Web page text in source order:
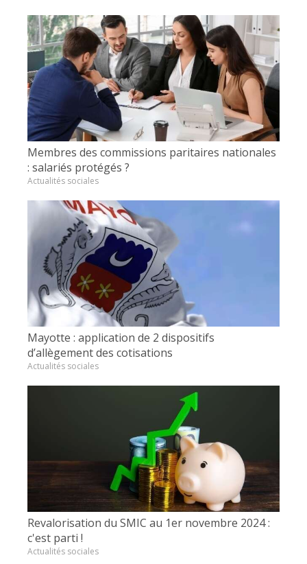
Membres des commissions paritaires nationales
: salariés protégés ?
Actualités sociales
Mayotte : application de 2 dispositifs
d’allègement des cotisations
Actualités sociales
Revalorisation du SMIC au 1er novembre 2024 :
c'est parti !
Actualités sociales